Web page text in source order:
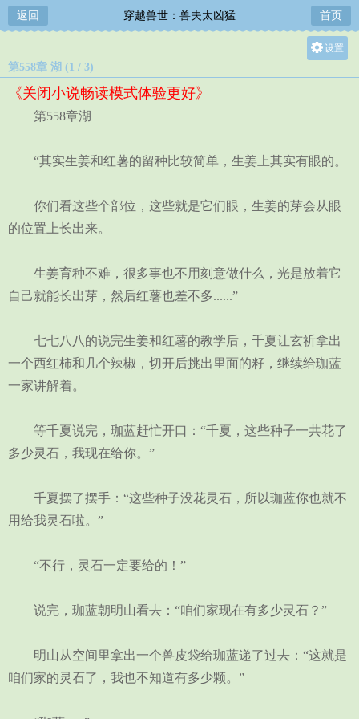
返回 穿越兽世：兽夫太凶猛 首页
设置
第558章 湖 (1 / 3)
《关闭小说畅读模式体验更好》
第558章湖
“其实生姜和红薯的留种比较简单，生姜上其实有眼的。
你们看这些个部位，这些就是它们眼，生姜的芽会从眼
的位置上长出来。
生姜育种不难，很多事也不用刻意做什么，光是放着它
自己就能长出芽，然后红薯也差不多......”
七七八八的说完生姜和红薯的教学后，千夏让玄祈拿出
一个西红柿和几个辣椒，切开后挑出里面的籽，继续给珈蓝
一家讲解着。
等千夏说完，珈蓝赶忙开口：“千夏，这些种子一共花了
多少灵石，我现在给你。”
千夏摆了摆手：“这些种子没花灵石，所以珈蓝你也就不
用给我灵石啦。”
“不行，灵石一定要给的！”
说完，珈蓝朝明山看去：“咱们家现在有多少灵石？”
明山从空间里拿出一个兽皮袋给珈蓝递了过去：“这就是
咱们家的灵石了，我也不知道有多少颗。”